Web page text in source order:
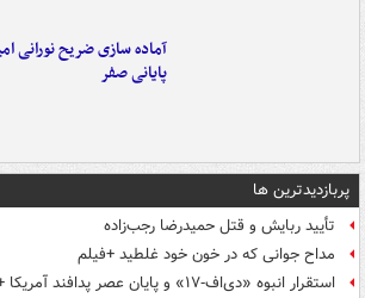
آماده سازی ضریح نورانی
پایانی صفر
پربازدیدترین ها
تأیید ربایش و قتل حمیدرضا رجب‌زاده
مداح جوانی که در خون خود غلطید +فیلم
استقرار انبوه «دی‌اف‑۱۷» و پایان عصر پدافند آمریکا +عکس